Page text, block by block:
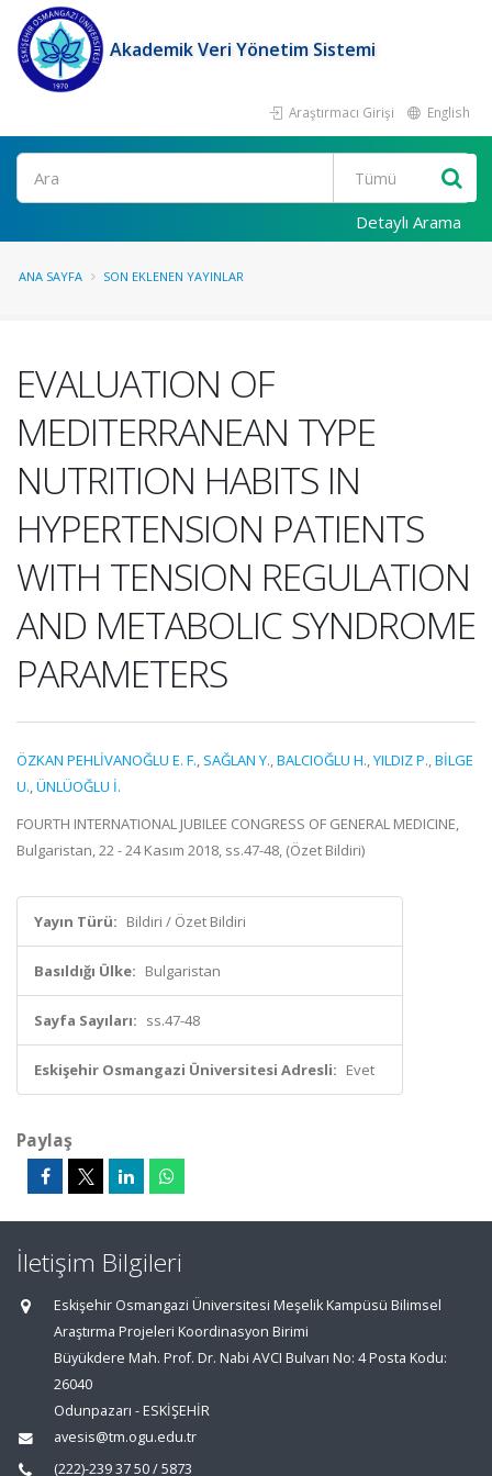
Akademik Veri Yönetim Sistemi
Araştırmacı Girişi English
Ara
Detaylı Arama
ANA SAYFA SON EKLENEN YAYINLAR
EVALUATION OF
MEDITERRANEAN TYPE
NUTRITION HABITS IN
HYPERTENSION PATIENTS
WITH TENSION REGULATION
AND METABOLIC SYNDROME
PARAMETERS
ÖZKAN PEHLİVANOĞLU E. F., SAĞLAN Y.,BALCIOĞLU H.,YILDIZ P.,BİLGE
U.,ÜNLÜOĞLU İ.
FOURTH INTERNATIONAL JUBILEE CONGRESS OF GENERAL MEDICINE,
Bulgaristan, 22 - 24 Kasım 2018, ss.47-48, (Özet Bildiri)
Yayın Türü: Bildiri / Özet Bildiri
Basıldığı Ülke: Bulgaristan
Sayfa Sayıları: ss.47-48
Eskişehir Osmangazi Üniversitesi Adresli: Evet
Paylaş
İletişim Bilgileri
Eskişehir Osmangazi Üniversitesi Meşelik Kampüsü Bilimsel
Araştırma Projeleri Koordinasyon Birimi
Büyükdere Mah. Prof. Dr. Nabi AVCI Bulvarı No: 4 Posta Kodu:
26040
Odunpazarı - ESKİŞEHİR
avesis@tm.ogu.edu.tr
(222)-239 37 50 / 5873